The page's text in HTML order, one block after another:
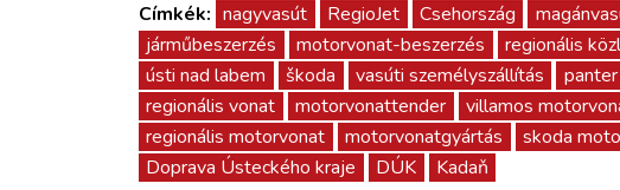
Címkék: nagyvasút RegioJet Csehország
járműbeszerzés
motorvonat-beszerzés regionális
ústi nad labem
škoda vasúti személyszállítás panter
regionális vonat
motorvonattender villamos
regionális motorvonat
motorvonatgyártás skoda
Doprava Ústeckého kraje
DÚK Kadaň